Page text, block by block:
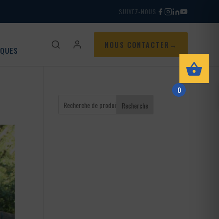
SUIVEZ-NOUS
NOUS CONTACTER
Recherche
0